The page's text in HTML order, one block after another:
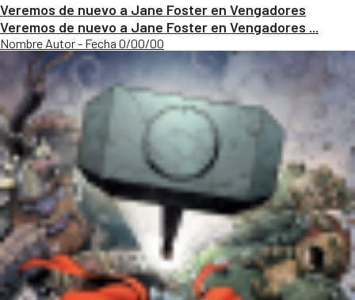
Veremos de nuevo a Jane Foster en Vengadores
Veremos de nuevo a Jane Foster en Vengadores ...
Nombre Autor - Fecha 0/00/00